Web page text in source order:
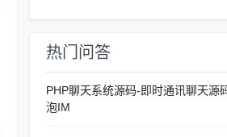
热门问答
PHP聊天系统源码-即时通讯聊天源
泡IM